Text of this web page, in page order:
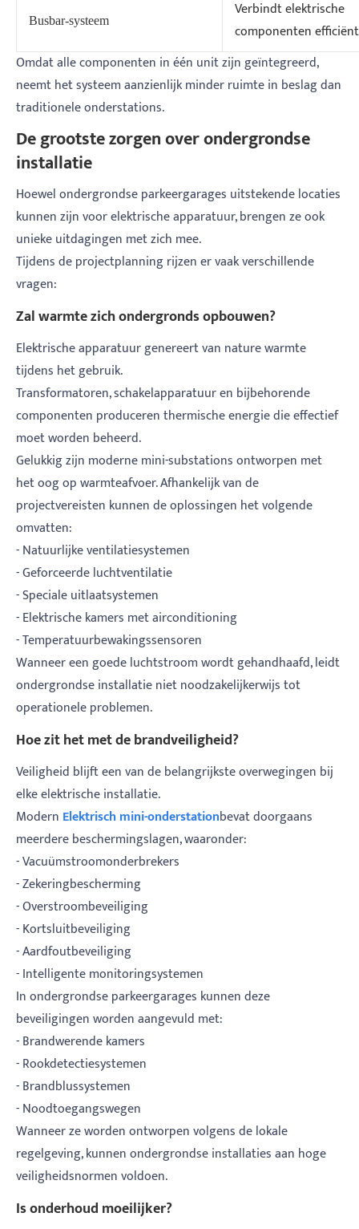
Busbar-systeem
Verbindt elektrische
componenten efficiënt
Omdat alle componenten in één unit zijn geïntegreerd,
neemt het systeem aanzienlijk minder ruimte in beslag dan
traditionele onderstations.
De grootste zorgen over ondergrondse
installatie
Hoewel ondergrondse parkeergarages uitstekende locaties
kunnen zijn voor elektrische apparatuur, brengen ze ook
unieke uitdagingen met zich mee.
Tijdens de projectplanning rijzen er vaak verschillende
vragen:
Zal warmte zich ondergronds opbouwen?
Elektrische apparatuur genereert van nature warmte
tijdens het gebruik.
Transformatoren, schakelapparatuur en bijbehorende
componenten produceren thermische energie die effectief
moet worden beheerd.
Gelukkig zijn moderne mini-substations ontworpen met
het oog op warmteafvoer. Afhankelijk van de
projectvereisten kunnen de oplossingen het volgende
omvatten:
- Natuurlijke ventilatiesystemen
- Geforceerde luchtventilatie
- Speciale uitlaatsystemen
- Elektrische kamers met airconditioning
- Temperatuurbewakingssensoren
Wanneer een goede luchtstroom wordt gehandhaafd, leidt
ondergrondse installatie niet noodzakelijkerwijs tot
operationele problemen.
Hoe zit het met de brandveiligheid?
Veiligheid blijft een van de belangrijkste overwegingen bij
elke elektrische installatie.
Modern Elektrisch mini-onderstationbevat doorgaans
meerdere beschermingslagen, waaronder:
- Vacuümstroomonderbrekers
- Zekeringbescherming
- Overstroombeveiliging
- Kortsluitbeveiliging
- Aardfoutbeveiliging
- Intelligente monitoringsystemen
In ondergrondse parkeergarages kunnen deze
beveiligingen worden aangevuld met:
- Brandwerende kamers
- Rookdetectiesystemen
- Brandblussystemen
- Noodtoegangswegen
Wanneer ze worden ontworpen volgens de lokale
regelgeving, kunnen ondergrondse installaties aan hoge
veiligheidsnormen voldoen.
Is onderhoud moeilijker?